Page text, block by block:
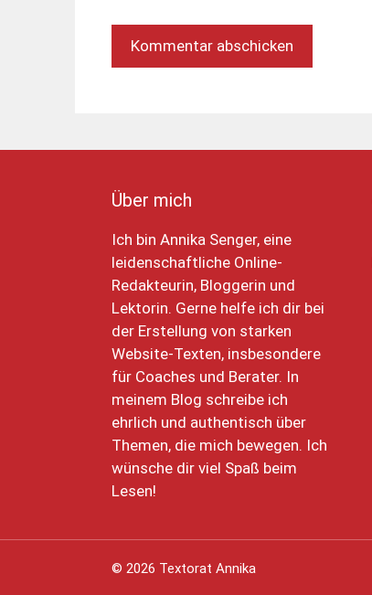
Über mich
Ich bin Annika Senger, eine
leidenschaftliche Online-
Redakteurin, Bloggerin und
Lektorin. Gerne helfe ich dir bei
der Erstellung von starken
Website-Texten, insbesondere
für Coaches und Berater. In
meinem Blog schreibe ich
ehrlich und authentisch über
Themen, die mich bewegen. Ich
wünsche dir viel Spaß beim
Lesen!
© 2026 Textorat Annika